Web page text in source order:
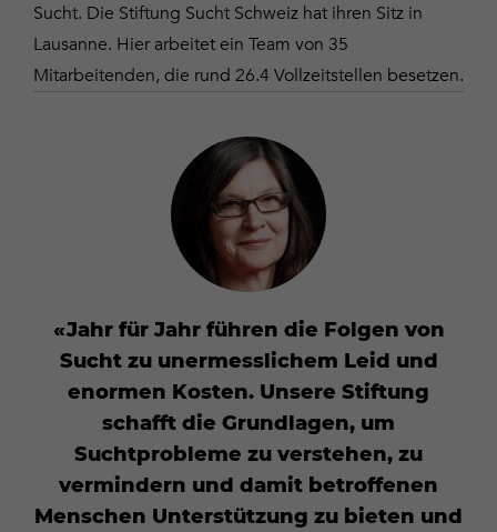
Sucht. Die Stiftung Sucht Schweiz hat ihren Sitz in
Lausanne. Hier arbeitet ein Team von 35
Mitarbeitenden, die rund 26.4 Vollzeitstellen besetzen.
Jahr für Jahr führen die Folgen von
Sucht zu unermesslichem Leid und
enormen Kosten. Unsere Stiftung
schafft die Grundlagen, um
Suchtprobleme zu verstehen, zu
vermindern und damit betroffenen
Menschen Unterstützung zu bieten und